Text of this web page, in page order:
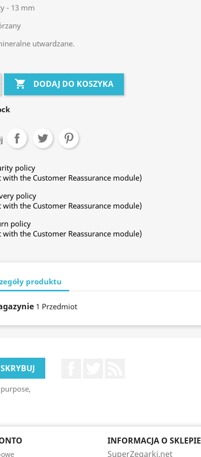
- 13 mm
utwardzane.
 DODAJ DO KOSZYKA
policy
with the Customer Reassurance module)
policy
with the Customer Reassurance module)
policy
with the Customer Reassurance module)
produktu
1 Przedmiot
INFORMACJA O SKLEPIE
SuperZegarki.net